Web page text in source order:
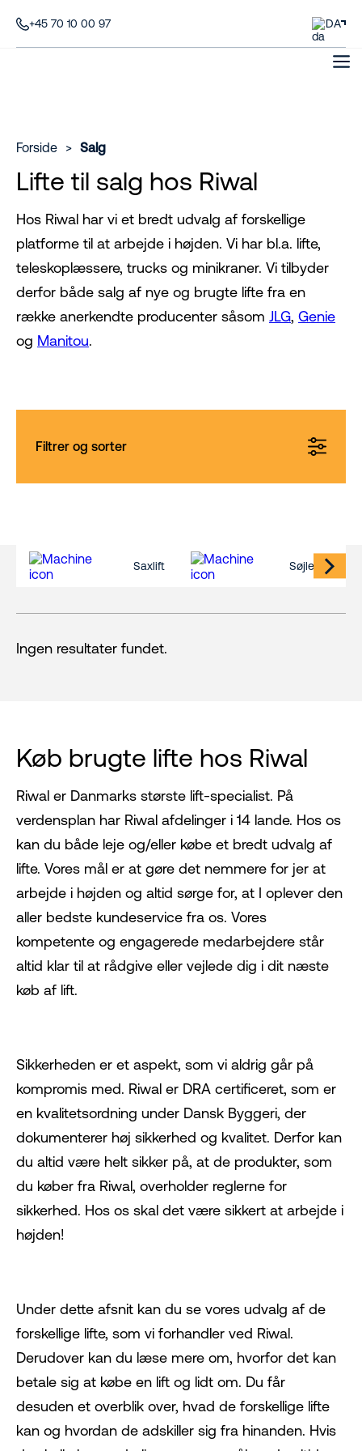
+45 70 10 00 97 DA
Forside > Salg
Lifte til salg hos Riwal
Hos Riwal har vi et bredt udvalg af forskellige
platforme til at arbejde i højden. Vi har bl.a. lifte,
teleskoplæssere, trucks og minikraner. Vi tilbyder
derfor både salg af nye og brugte lifte fra en
række anerkendte producenter såsom JLG, Genie
og Manitou.
Filtrer og sorter
Saxlift Søjlelift
Ingen resultater fundet.
Køb brugte lifte hos Riwal
Riwal er Danmarks største lift-specialist. På
verdensplan har Riwal afdelinger i 14 lande. Hos os
kan du både leje og/eller købe et bredt udvalg af
lifte. Vores mål er at gøre det nemmere for jer at
arbejde i højden og altid sørge for, at I oplever den
aller bedste kundeservice fra os. Vores
kompetente og engagerede medarbejdere står
altid klar til at rådgive eller vejlede dig i dit næste
køb af lift.
Sikkerheden er et aspekt, som vi aldrig går på
kompromis med. Riwal er DRA certificeret, som er
en kvalitetsordning under Dansk Byggeri, der
dokumenterer høj sikkerhed og kvalitet. Derfor kan
du altid være helt sikker på, at de produkter, som
du køber fra Riwal, overholder reglerne for
sikkerhed. Hos os skal det være sikkert at arbejde i
højden!
Under dette afsnit kan du se vores udvalg af de
forskellige lifte, som vi forhandler ved Riwal.
Derudover kan du læse mere om, hvorfor det kan
betale sig at købe en lift og lidt om. Du får
desuden et overblik over, hvad de forskellige lifte
kan og hvordan de adskiller sig fra hinanden. Hvis